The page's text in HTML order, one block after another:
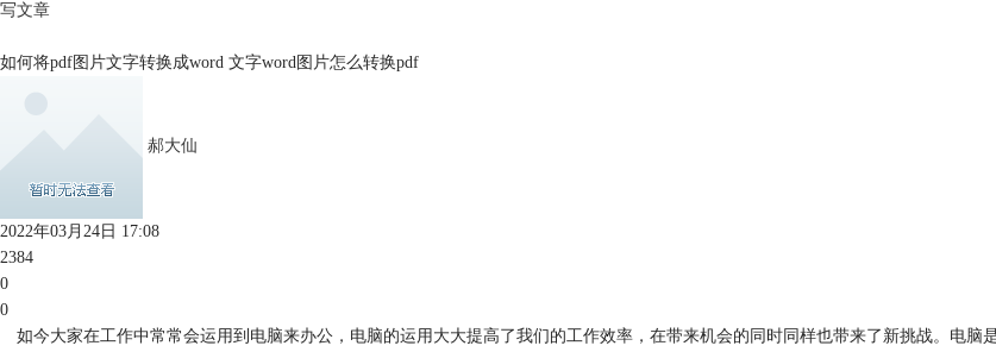
写文章
如何将pdf图片文字转换成word 文字word图片怎么转换pdf
郝大仙
2022年03月24日 17:08
2384
0
0
如今大家在工作中常常会运用到电脑来办公，电脑的运用大大提高了我们的工作效率，在带来机会的同时同样也带来了新挑战。电